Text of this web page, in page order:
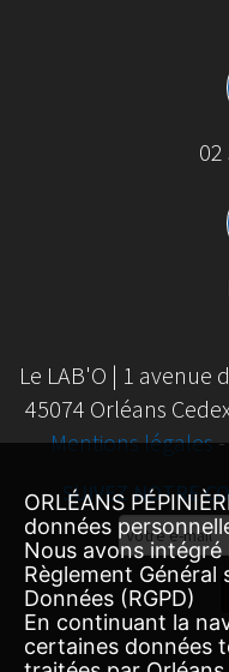
02
Le LAB'O | 1 avenue
45074 Orléans
Mentions légales-
SUIVEZ NOTRE
Email
ORLÉANS
données
Nous avons
Règlement Général
Données (RGPD)
En continuant la
certaines données